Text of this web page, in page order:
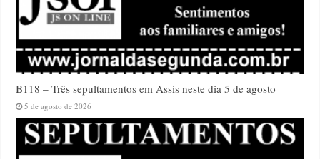
B118 – Três sepultamentos em Assis neste dia 5 de agosto
5 de agosto de 2026